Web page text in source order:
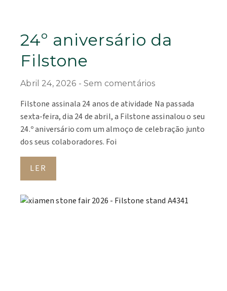
24º aniversário da
Filstone
Abril 24, 2026 Sem comentários
Filstone assinala 24 anos de atividade Na passada
sexta-feira, dia 24 de abril, a Filstone assinalou o seu
24.º aniversário com um almoço de celebração junto
dos seus colaboradores. Foi
LER